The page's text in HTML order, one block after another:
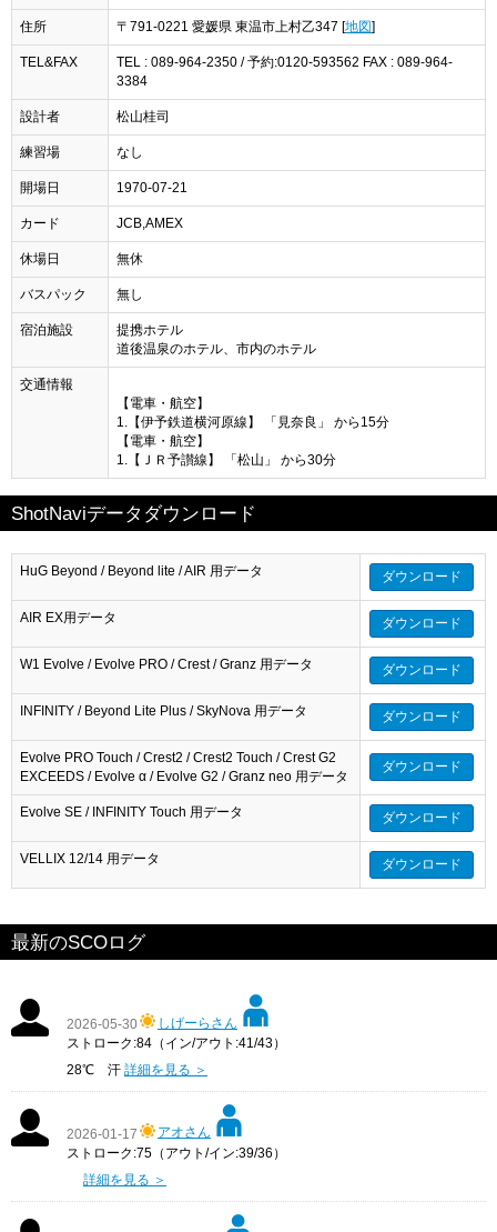
住所 〒791-0221 愛媛県 東温市上村乙347 [ 地図
TEL&FAX
TEL : 089-964-2350 / 予約:0120-593562 FAX : 089-964-
3384
設計者 松山桂司
練習場 なし
開場日 1970-07-21
カード JCB,AMEX
休場日 無休
バスパック 無し
宿泊施設
提携ホテル
道後温泉のホテル、市内のホテル
交通情報
【電車・航空】
1.【伊予鉄道横河原線】 「見奈良」 から15分
【電車・航空】
1.【ＪＲ予讃線】 「松山」 から30分
ShotNaviデータダウンロード
HuG Beyond / Beyond lite / AIR 用データ ダウンロード
AIR EX用データ ダウンロード
W1 Evolve / Evolve PRO / Crest / Granz 用データ ダウンロード
INFINITY / Beyond Lite Plus / SkyNova 用データ ダウンロード
Evolve PRO Touch / Crest2 / Crest2 Touch / Crest G2
EXCEEDS / Evolve α / Evolve G2 / Granz neo 用データ
ダウンロード
Evolve SE / INFINITY Touch 用データ ダウンロード
VELLIX 12/14 用データ ダウンロード
最新のSCOログ
2026-05-30
しげーらさん
ストローク:84（イン/アウト:41/43）
28℃ 汗 詳細を見る ＞
2026-01-17
アオさん
ストローク:75（アウト/イン:39/36）
詳細を見る ＞